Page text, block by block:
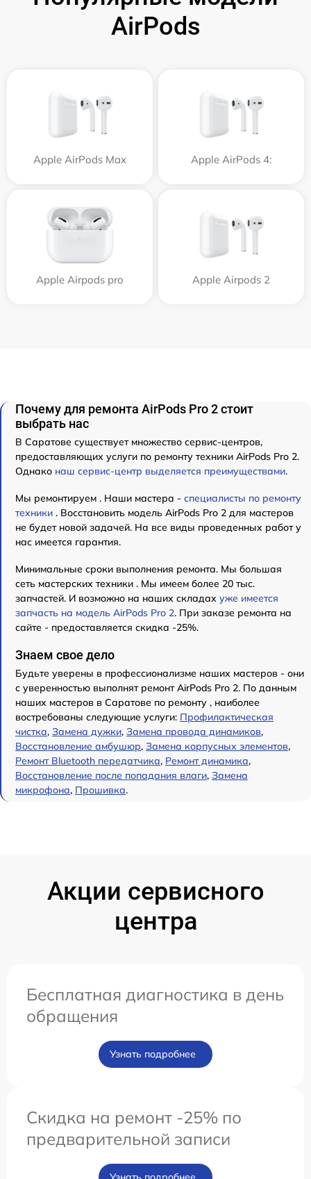
AirPods
Apple AirPods Max Apple AirPods 4:
Apple Airpods pro Apple Airpods 2
Почему для ремонта AirPods Pro 2 стоит
выбрать нас
В Саратове существует множество сервис-центров,
предоставляющих услуги по ремонту техники AirPods Pro 2.
Однако наш сервис-центр выделяется преимуществами.
Мы ремонтируем . Наши мастера - специалисты по ремонту
техники . Восстановить модель AirPods Pro 2 для мастеров
не будет новой задачей. На все виды проведенных работ у
нас имеется гарантия.
Минимальные сроки выполнения ремонта. Мы большая
сеть мастерских техники . Мы имеем более 20 тыс.
запчастей. И возможно на наших складах уже имеется
запчасть на модель AirPods Pro 2. При заказе ремонта на
сайте - предоставляется скидка -25%.
Знаем свое дело
Будьте уверены в профессионализме наших мастеров - они
с уверенностью выполнят ремонт AirPods Pro 2. По данным
наших мастеров в Саратове по ремонту , наиболее
востребованы следующие услуги: Профилактическая
чистка, Замена дужки, Замена провода динамиков,
Восстановление амбушюр, Замена корпусных элементов,
Ремонт Bluetooth передатчика, Ремонт динамика,
Восстановление после попадания влаги, Замена
микрофона, Прошивка.
Акции сервисного
центра
Бесплатная диагностика в день
обращения
Узнать подробнее
Скидка на ремонт -25% по
предварительной записи